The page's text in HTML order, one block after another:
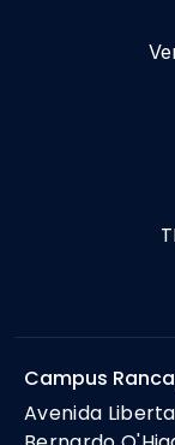
Campus
Avenida